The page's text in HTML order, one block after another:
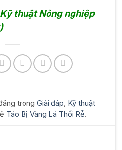
thuật Nông nghiệp
trongGiải đáp, Kỹ thuật
Táo Bị Vàng Lá Thối Rễ.